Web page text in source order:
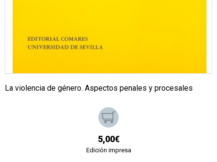
La violencia de género. Aspectos penales y procesales
5,00€
Edición impresa